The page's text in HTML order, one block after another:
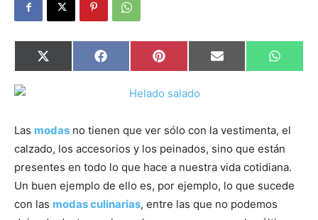
Compartir
en
X
(Twitter)
Compartir
en
Facebook Compartir
en
Pinterest Compartir
en
Email
en
Las modas no tienen que ver sólo con la vestimenta, el
calzado, los accesorios y los peinados, sino que están
presentes en todo lo que hace a nuestra vida cotidiana.
Un buen ejemplo de ello es, por ejemplo, lo que sucede
con las modas culinarias, entre las que no podemos